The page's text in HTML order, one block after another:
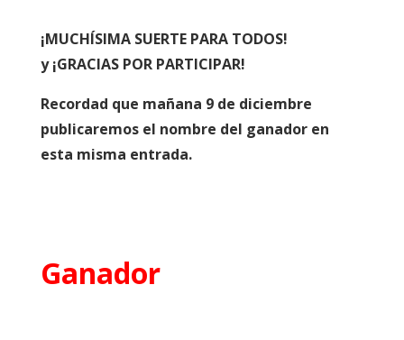
¡MUCHÍSIMA SUERTE PARA TODOS!
y ¡GRACIAS POR PARTICIPAR!
Recordad que mañana 9 de diciembre
publicaremos el nombre del ganador en
esta misma entrada.
Ganador